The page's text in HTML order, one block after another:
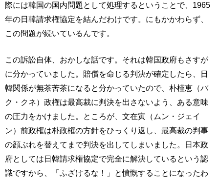
際には韓国の国内問題として処理するということで、1965
年の日韓請求権協定を結んだわけです。にもかかわらず、
この問題が続いているんです。
この訴訟自体、おかしな話です。それは韓国政府もさすが
に分かっていました。賠償を命じる判決が確定したら、日
韓関係が無茶苦茶になると分かっていたので、朴槿恵（パ
ク・クネ）政権は最高裁に判決を出さないよう、ある意味
の圧力をかけました。ところが、文在寅（ムン・ジェイ
ン）前政権は朴政権の方針をひっくり返し、最高裁の判事
の顔ぶれを替えてまで判決を出してしまいました。日本政
府としては日韓請求権協定で完全に解決しているという認
識ですから、「ふざけるな！」と憤慨することになったわ